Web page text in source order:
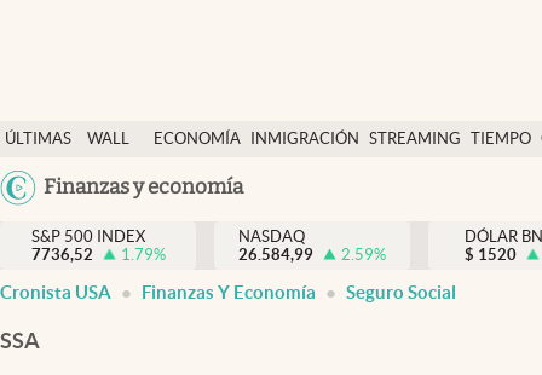
ÚLTIMAS
NOTICIAS
WALL
DÓLAR
ECONOMÍA INMIGRACIÓN STREAMING TIEMPO
México
Finanzas y economía
Finanzas y economía
Wall Street y dólar
Inmigración
S&P 500 INDEX
7736,52
1.79%
NASDAQ
26.584,99
2.59%
DÓLAR
$ 1520
Cronista USA Finanzas Y Economía Seguro Social
SSA